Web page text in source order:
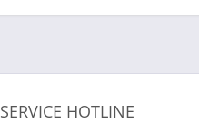
SERVICE HOTLINE